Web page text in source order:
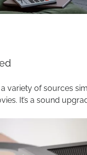
variety of sources
It’s a sound